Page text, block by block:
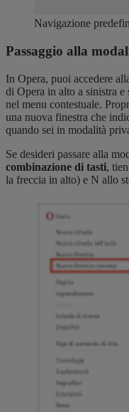
Navigazione
Passaggio alla
In Opera, puoi accedere
di Opera in alto a sinistra e
nel menu contestuale.
una nuova finestra che
quando sei in modalità
Se desideri passare alla
combinazione di tasti,
la freccia in alto) e N allo